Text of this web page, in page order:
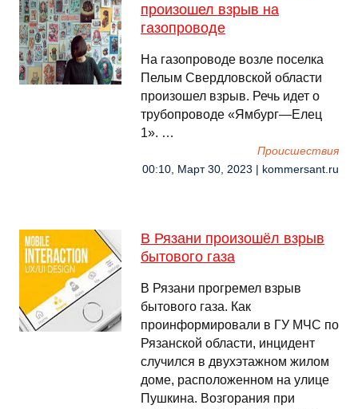
произошел взрыв на
газопроводе
На газопроводе возле поселка
Пелым Свердловской области
произошел взрыв. Речь идет о
трубопроводе «Ямбург—Елец
1». …
Происшествия
00:10, Март 30, 2023 | kommersant.ru
В Рязани произошёл взрыв
бытового газа
В Рязани прогремел взрыв
бытового газа. Как
проинформировали в ГУ МЧС по
Рязанской области, инцидент
случился в двухэтажном жилом
доме, расположенном на улице
Пушкина. Возгорания при